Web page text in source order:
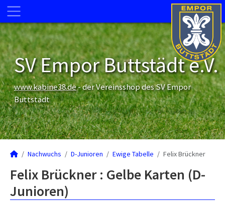
SV Empor Buttstädt e.V.
www.kabine38.de- der Vereinsshop des SV Empor
Buttstädt
Nachwuchs D-Junioren Ewige Tabelle Felix Brückner
Felix Brückner : Gelbe Karten (D-
Junioren)